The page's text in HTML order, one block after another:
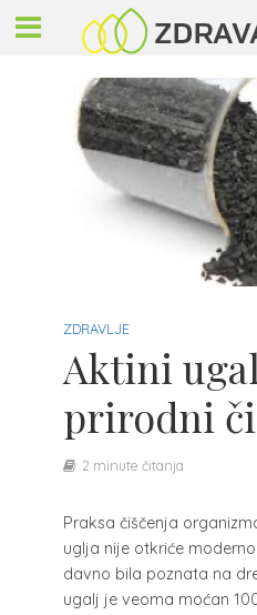
ZDRAVLJE
Aktini
prirodni
2 minute čitanja
Praksa čiščenja
uglja nije otkriće
davno bila poznata na
ugalj je veoma moćan